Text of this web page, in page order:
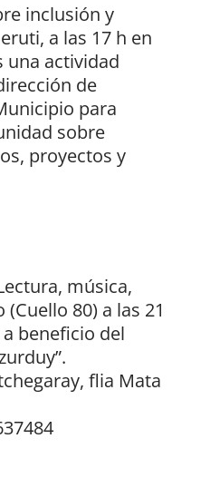
inclusión y
a las 17 h en
una actividad
de
para
sobre
proyectos y
música,
80) a las 21
beneficio del
flia Mata